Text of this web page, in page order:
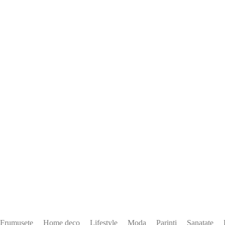
Frumusete Home deco Lifestyle Moda Parinti Sanatate